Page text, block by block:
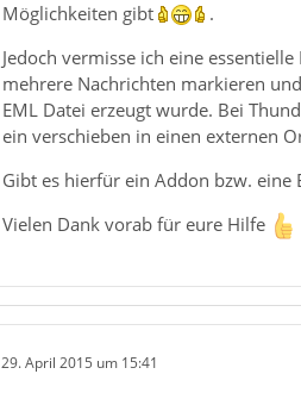
Möglichkeiten gibt
.
Jedoch vermisse ich eine
mehrere Nachrichten markieren
EML Datei erzeugt wurde. Bei
ein verschieben in einen externen
Gibt es hierfür ein Addon bzw. eine
Vielen Dank vorab für eure Hilfe
29. April 2015 um 15:41